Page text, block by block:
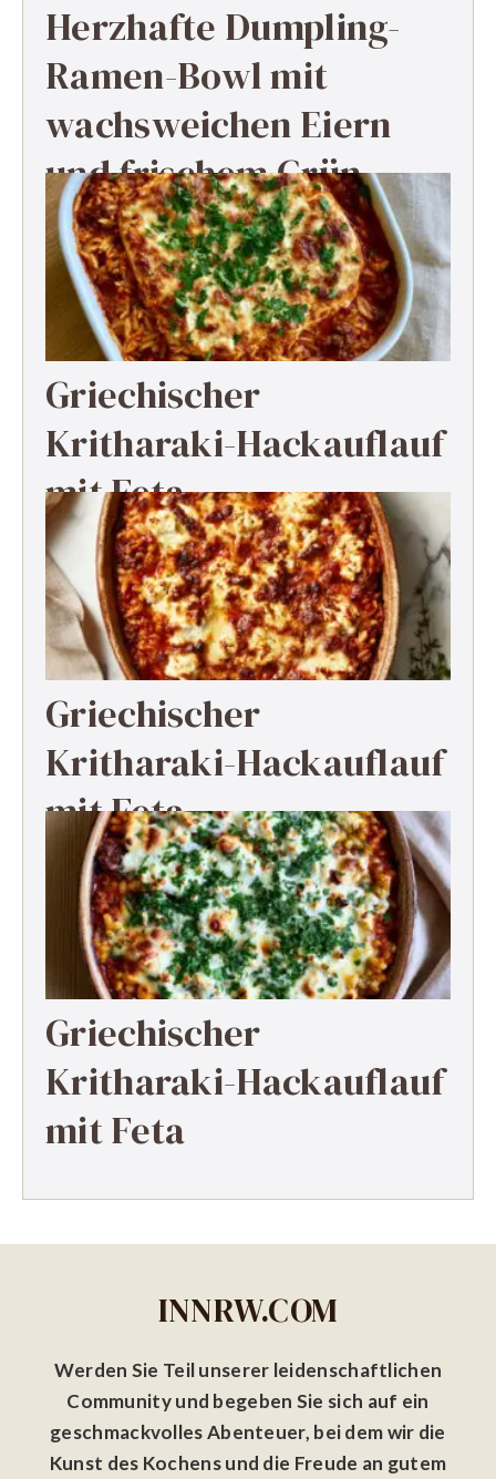
Herzhafte Dumpling-
Ramen-Bowl mit
wachsweichen Eiern
und frischem Grün
Griechischer
Kritharaki-Hackauflauf
mit Feta
Griechischer
Kritharaki-Hackauflauf
mit Feta
Griechischer
Kritharaki-Hackauflauf
mit Feta
INNRW.COM
Werden Sie Teil unserer leidenschaftlichen
Community und begeben Sie sich auf ein
geschmackvolles Abenteuer, bei dem wir die
Kunst des Kochens und die Freude an gutem